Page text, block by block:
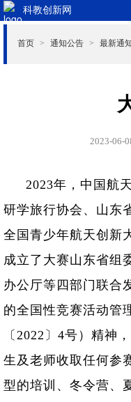
科教创新网
首页 > 通知公告 > 最新通
2023-06-
2023年，中国航
研学旅行协会、山东
全国青少年航天创新
成立了大赛山东省组
办公厅等四部门联合
的全国性竞赛活动管
〔2022〕4号）精神
生及老师收取任何参
型的培训、冬令营、